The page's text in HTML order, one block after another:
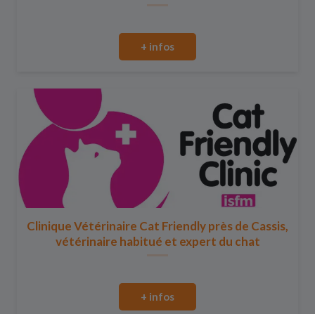
+ infos
Clinique Vétérinaire Cat Friendly près de Cassis,
vétérinaire habitué et expert du chat
+ infos